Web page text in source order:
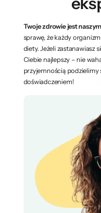
Twoje zdrowie jest
sprawę, że każdy
diety. Jeżeli zastanawiasz
Ciebie najlepszy – nie
przyjemnością podzielimy
doświadczeniem!